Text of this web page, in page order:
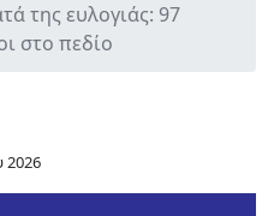
της ευλογιάς: 97
στο πεδίο
2026